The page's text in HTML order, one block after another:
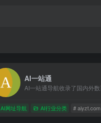
AI一站通
AI网址导航 AI行业分类 # aiyzt.com